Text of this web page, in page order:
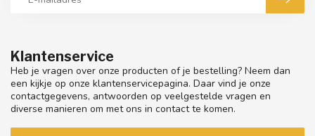
Klantenservice
Heb je vragen over onze producten of je bestelling? Neem dan
een kijkje op onze klantenservicepagina. Daar vind je onze
contactgegevens, antwoorden op veelgestelde vragen en
diverse manieren om met ons in contact te komen.